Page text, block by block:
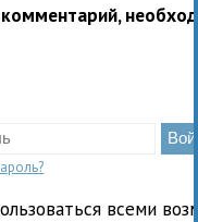
всеми